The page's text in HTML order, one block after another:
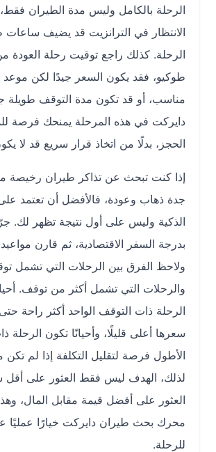
الرحلة بالكامل وليس مدة الطيران فقط، لأن
الانتظار في الترانزيت قد يضيف ساعات طويلة
الرحلة. كذلك راجع توقيت رحلة العودة من
طوكيو، فقد يكون السعر جيدًا لكن موعد
مناسب، أو قد تكون مدة التوقف طويلة جدًا.
دايركت في هذه المرحلة يمنحك فرصة
الحجز، بدلًا من اتخاذ قرار سريع قد لا يكون
إذا كنت تبحث عن تذاكر طيران رخيصة من
جدة ذهاب وعودة، فالأفضل أن تعتمد على
الذكية وليس على أول نتيجة تظهر لك. جرّب
بدرجة السفر الاقتصادية، ثم قارن مواعيد
ولاحظ الفرق بين الرحلات التي تشمل توقفًا
والرحلات التي تشمل أكثر من توقف. أحيانًا
الرحلة ذات التوقف الواحد أكثر راحة حتى لو
سعرها أعلى قليلًا، وأحيانًا تكون الرحلة ذات
الأطول فرصة لتقليل التكلفة إذا لم تكن
لذلك، الهدف ليس فقط العثور على أقل سعر،
العثور على أفضل قيمة مقابل المال، وهذا ما
محرك بحث طيران دايركت خيارًا عمليًا عند
للرحلة.